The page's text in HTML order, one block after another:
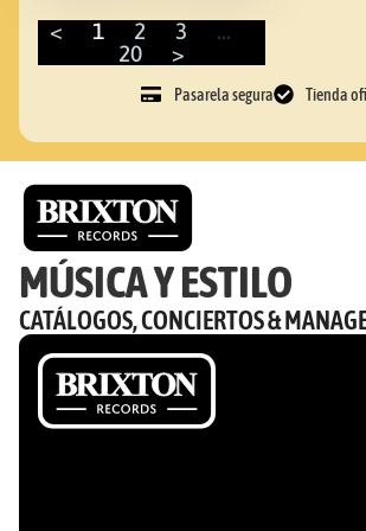
< 1 2 3
…
20
>
Pasarela segura Tienda
MÚSICA Y ESTILO
CATÁLOGOS, CONCIERTOS &